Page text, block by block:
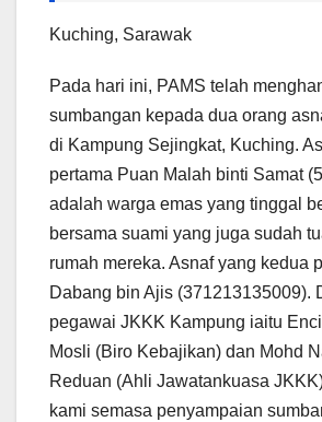
Kuching, Sarawak
Pada hari ini, PAMS telah
sumbangan kepada dua orang
di Kampung Sejingkat, Kuching.
pertama Puan Malah binti Samat
adalah warga emas yang tinggal
bersama suami yang juga sudah
rumah mereka. Asnaf yang kedua
Dabang bin Ajis (371213135009).
pegawai JKKK Kampung iaitu
Mosli (Biro Kebajikan) dan Mohd
Reduan (Ahli Jawatankuasa
kami semasa penyampaian